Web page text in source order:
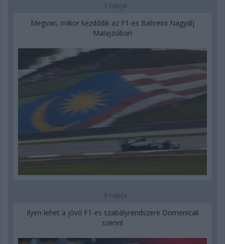
3 napja
Megvan, mikor kezdődik az F1-es Bahreini Nagydíj
Malajziában
4 napja
Ilyen lehet a jövő F1-es szabályrendszere Domenicali
szerint